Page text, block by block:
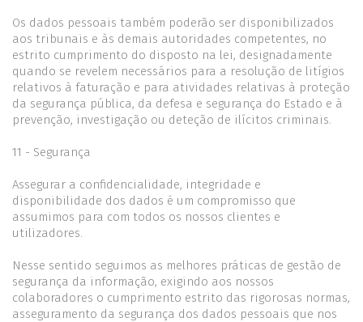
Os dados pessoais também poderão ser disponibilizados
aos tribunais e às demais autoridades competentes, no
estrito cumprimento do disposto na lei, designadamente
quando se revelem necessários para a resolução de litígios
relativos à faturação e para atividades relativas à proteção
da segurança pública, da defesa e segurança do Estado e à
prevenção, investigação ou deteção de ilícitos criminais.
11 - Segurança
Assegurar a confidencialidade, integridade e
disponibilidade dos dados é um compromisso que
assumimos para com todos os nossos clientes e
utilizadores.
Nesse sentido seguimos as melhores práticas de gestão de
segurança da informação, exigindo aos nossos
colaboradores o cumprimento estrito das rigorosas normas,
asseguramento da segurança dos dados pessoais que nos